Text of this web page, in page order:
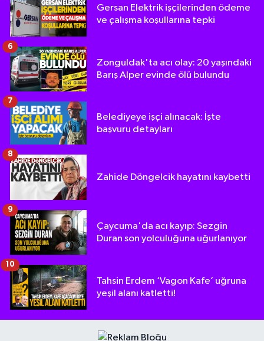
Gersan Elektrik işçilerinden ödeme
ve çalışma koşullarına tepki
Zonguldak'ta acı olay: 20 yaşındaki
Barış Alper evinde ölü bulundu
6
Belediyeye işçi alınacak: İşte
başvuru detayları
7
Zahide Döngelcik hayatını kaybetti
8
Çaycuma'da acı kayıp: Sezgin
Duran son yolculuğuna uğurlanıyor
9
Tahsin Erdem ‘Vagon Kafe’ uğruna
yeşil alanı katletti!
10